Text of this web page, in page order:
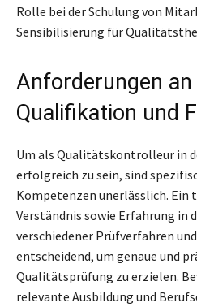
Rolle bei der Schulung von
Sensibilisierung für
Anforderungen an
Qualifikation und
Um als Qualitätskontrolleur in
erfolgreich zu sein, sind
Kompetenzen unerlässlich. Ein
Verständnis sowie Erfahrung in
verschiedener Prüfverfahren
entscheidend, um genaue und
Qualitätsprüfung zu erzielen.
relevante Ausbildung und